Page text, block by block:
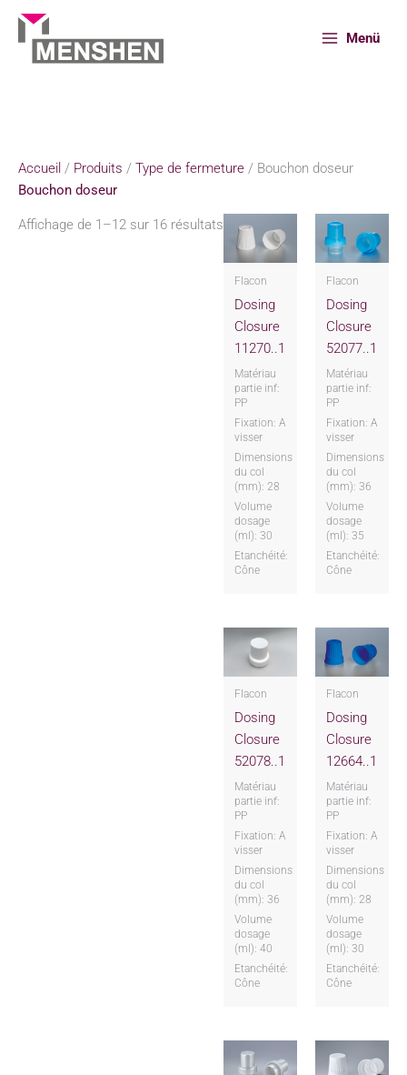
Aller
contenu
Menü
Accueil / Produits / Type de fermeture / Bouchon doseur
Bouchon doseur
Affichage de 1–12 sur 16 résultats
Flacon
Dosing
Closure
11270..1
Matériau
partie inf:
PP
Fixation: A
visser
Dimensions
du col
(mm): 28
Volume
dosage
(ml): 30
Etanchéité:
Cône
Flacon
Dosing
Closure
52077..1
Matériau
partie inf:
PP
Fixation: A
visser
Dimensions
du col
(mm): 36
Volume
dosage
(ml): 35
Etanchéité:
Cône
Flacon
Dosing
Closure
52078..1
Matériau
partie inf:
PP
Fixation: A
visser
Dimensions
du col
(mm): 36
Volume
dosage
(ml): 40
Etanchéité:
Cône
Flacon
Dosing
Closure
12664..1
Matériau
partie inf:
PP
Fixation: A
visser
Dimensions
du col
(mm): 28
Volume
dosage
(ml): 30
Etanchéité:
Cône